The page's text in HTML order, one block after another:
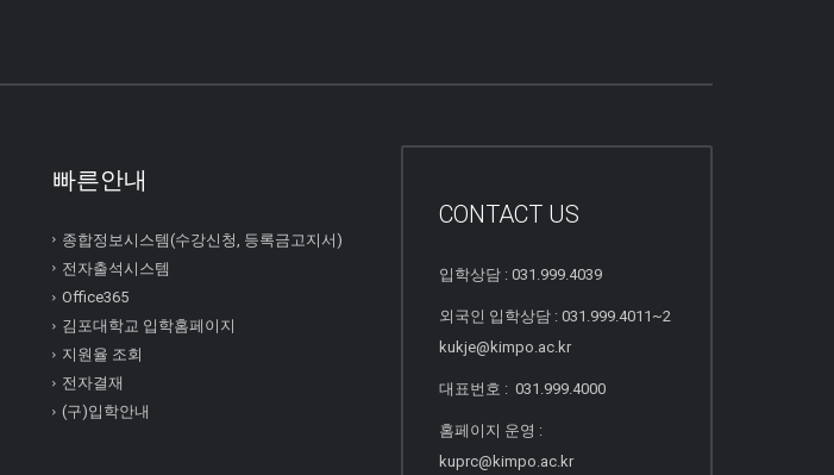
빠른안내
종합정보시스템(수강신청, 등록금고지서)
전자출석시스템
Office365
김포대학교 입학홈페이지
지원율 조회
전자결재
(구)입학안내
CONTACT US
입학상담 : 031.999.4039
외국인 입학상담 : 031.999.4011~2
kukje@kimpo.ac.kr
대표번호 : 031.999.4000
홈페이지 운영 :
kuprc@kimpo.ac.kr